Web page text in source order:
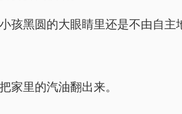
黑圆的大眼睛里还是不由自主
家里的汽油翻出来。